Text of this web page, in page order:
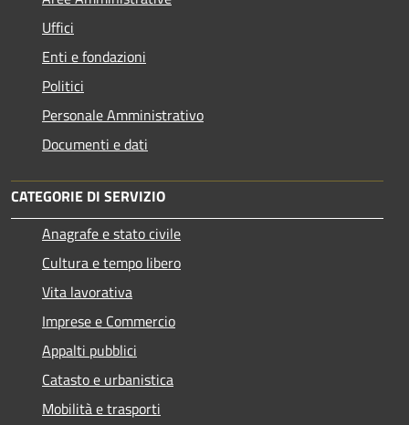
Uffici
Enti e fondazioni
Politici
Personale Amministrativo
Documenti e dati
CATEGORIE DI SERVIZIO
Anagrafe e stato civile
Cultura e tempo libero
Vita lavorativa
Imprese e Commercio
Appalti pubblici
Catasto e urbanistica
Mobilità e trasporti